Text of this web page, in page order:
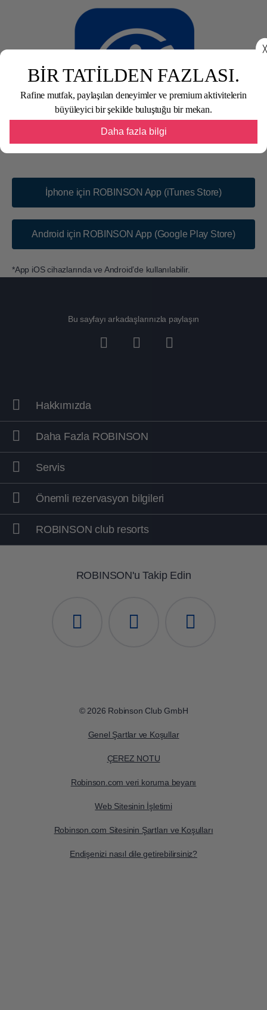
╳
BİR TATİLDEN FAZLASI.
Rafine mutfak, paylaşılan deneyimler ve premium aktivitelerin
büyüleyici bir şekilde buluştuğu bir mekan.
Daha fazla bilgi
İphone için ROBINSON App (iTunes Store)
Android için ROBINSON App (Google Play Store)
*App iOS cihazlarında ve Android’de kullanılabilir.
Bu sayfayı arkadaşlarınızla paylaşın
Hakkımızda
Daha Fazla ROBINSON
Servis
Önemli rezervasyon bilgileri
ROBINSON club resorts
ROBINSON'u Takip Edin
© 2026 Robinson Club GmbH
Genel Şartlar ve Koşullar
ÇEREZ NOTU
Robinson.com veri koruma beyanı
Web Sitesinin İşletimi
Robinson.com Sitesinin Şartları ve Koşulları
Endişenizi nasıl dile getirebilirsiniz?